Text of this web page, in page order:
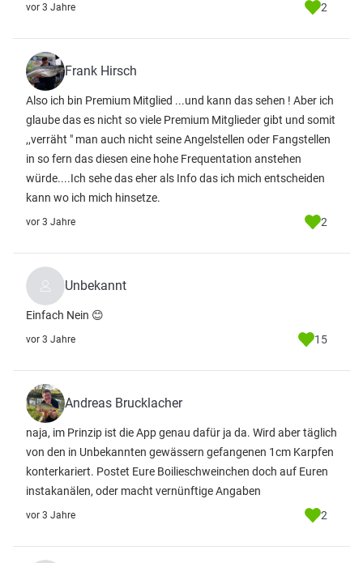
vor 3 Jahre 2
Frank Hirsch
Also ich bin Premium Mitglied ...und kann das sehen ! Aber ich
glaube das es nicht so viele Premium Mitglieder gibt und somit
,,verräht " man auch nicht seine Angelstellen oder Fangstellen
in so fern das diesen eine hohe Frequentation anstehen
würde....Ich sehe das eher als Info das ich mich entscheiden
kann wo ich mich hinsetze.
vor 3 Jahre 2
Unbekannt
Einfach Nein 😊
vor 3 Jahre 15
Andreas Brucklacher
naja, im Prinzip ist die App genau dafür ja da. Wird aber täglich
von den in Unbekannten gewässern gefangenen 1cm Karpfen
konterkariert. Postet Eure Boilieschweinchen doch auf Euren
instakanälen, oder macht vernünftige Angaben
vor 3 Jahre 2